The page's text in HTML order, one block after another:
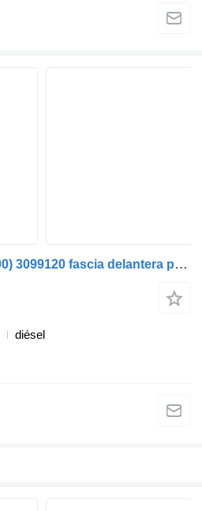
Volvo FL615 (01.85-12.00) 3099120 fascia delantera para Volvo FL, FL6, FL7, FL10, FL12, FS718 (1985-2005) cabeza tractora
diésel